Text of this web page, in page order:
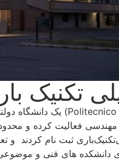
تکنیک
فعالیت کرده و